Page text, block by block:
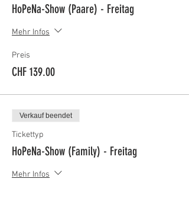
HoPeNa-Show (Paare) - Freitag
Mehr Infos
Preis
CHF 139.00
Verkauf beendet
Tickettyp
HoPeNa-Show (Family) - Freitag
Mehr Infos